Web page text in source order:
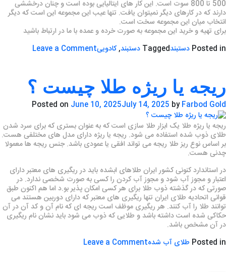
500 تا 800 سوت است. این کار های ایتالیایی بوده است و چنان درخششی
دارند که در کارهای دیگر نمیتوان یافت. تنها عیب این مجموعه این است که دیگر
انتخاب میان این مجموعه سخت است.
برای تهیه و خرید این مجموعه به صورت خرده و عمده با ما در ارتباط باشید
Posted in دستبندTagged دستبند,کادوییLeave a Comment
دستبند
طلا
زنانه
ایتالیایی
ریجه یا ریژه طلا چیست ؟
Posted on June 10, 2025July 14, 2025 byFarbod Gold
ریجه یا ریژه طلا یک ابزار طلا سازی است که به عنوان بستری که برای سرد شدن
طلای ذوب شده استفاده می شود. ریجه یا ریژه دارای مدل های مختلفی هست.
بر اساس نوع ریز طلا ریجه می تواند افقی یا عمودی باشد. جنس ریجه ها معمولا
چدنی هست.
در استاندارد کنونی کشور ایران طلاهای ابشده باید در ریگیری های معتبر دارای
اعتبار و مجوز آب شود و مجوز آب کردن را کسی به صورت شخصی ندارد. در
صورتی که در گذشته ذوب طلا برای هر کسی امکان پذیر بو.د اما هم اکنون طبق
قوانی اتحادیه طلای ایران تنها ریگیری های معتبر که دارای دوربین هستند می
توانند طلا را آب کنند. هر ریگیری موظف است ریجه ای که نام آن و کد آن در آن
حکاکی شده است داشته باشد و طلایی که ذوب می شود باید نشان نام ریگیری
در آن مشخص باشد.
Posted in طلای آب شدهLeave a Comment